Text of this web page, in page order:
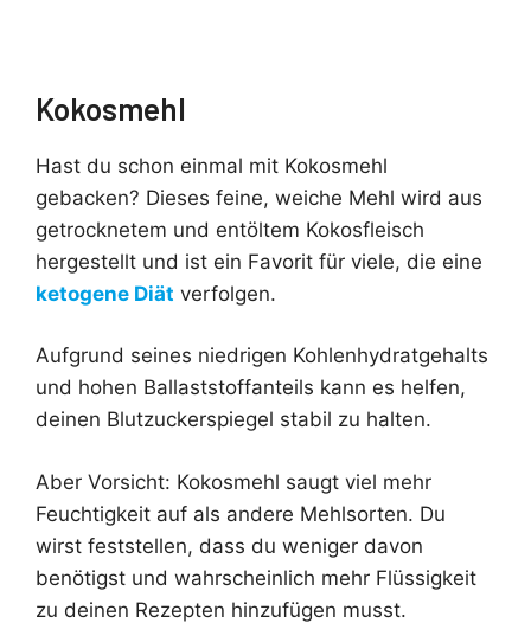
Kokosmehl
Hast du schon einmal mit Kokosmehl
gebacken? Dieses feine, weiche Mehl wird aus
getrocknetem und entöltem Kokosfleisch
hergestellt und ist ein Favorit für viele, die eine
ketogene Diät verfolgen.
Aufgrund seines niedrigen Kohlenhydratgehalts
und hohen Ballaststoffanteils kann es helfen,
deinen Blutzuckerspiegel stabil zu halten.
Aber Vorsicht: Kokosmehl saugt viel mehr
Feuchtigkeit auf als andere Mehlsorten. Du
wirst feststellen, dass du weniger davon
benötigst und wahrscheinlich mehr Flüssigkeit
zu deinen Rezepten hinzufügen musst.